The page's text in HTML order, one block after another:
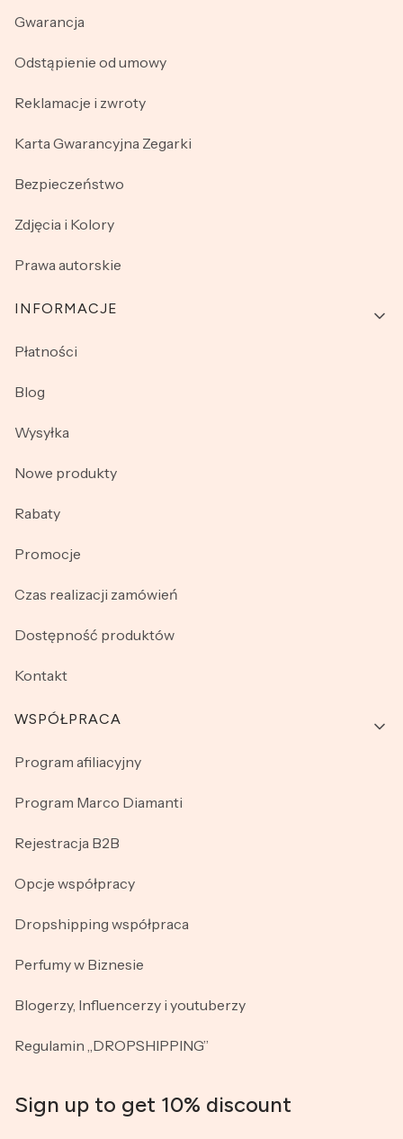
Gwarancja
Odstąpienie od umowy
Reklamacje i zwroty
Karta Gwarancyjna Zegarki
Bezpieczeństwo
Zdjęcia i Kolory
Prawa autorskie
INFORMACJE
Płatności
Blog
Wysyłka
Nowe produkty
Rabaty
Promocje
Czas realizacji zamówień
Dostępność produktów
Kontakt
WSPÓŁPRACA
Program afiliacyjny
Program Marco Diamanti
Rejestracja B2B
Opcje współpracy
Dropshipping współpraca
Perfumy w Biznesie
Blogerzy, Influencerzy i youtuberzy
Regulamin „DROPSHIPPING”
Sign up to get 10% discount